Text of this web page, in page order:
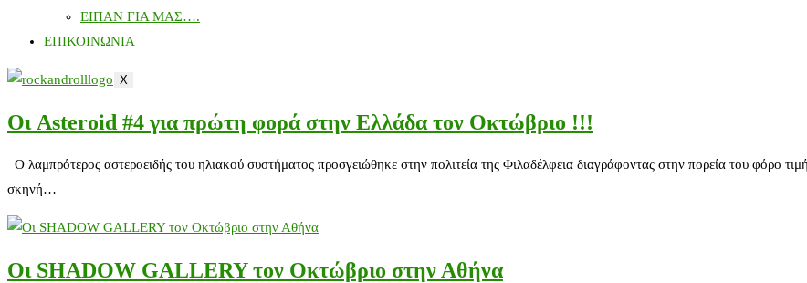
ΕΙΠΑΝ ΓΙΑ ΜΑΣ….
ΕΠΙΚΟΙΝΩΝΙΑ
X
Οι Asteroid #4 για πρώτη φορά στην Ελλάδα τον Οκτώβριο !!!
O λαμπρότερος αστεροειδής του ηλιακού συστήματος προσγειώθηκε στην πολιτεία της Φιλαδέλφεια διαγράφοντας στην πορεία του φόρο
σκηνή…
Οι SHADOW GALLERY τον Οκτώβριο στην Αθήνα